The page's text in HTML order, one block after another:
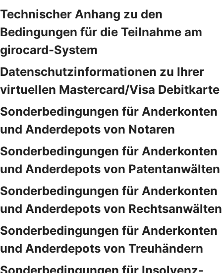
Technischer Anhang zu den
Bedingungen für die Teilnahme am
girocard-System
Datenschutzinformationen zu Ihrer
virtuellen Mastercard/Visa Debitkarte
Sonderbedingungen für Anderkonten
und Anderdepots von Notaren
Sonderbedingungen für Anderkonten
und Anderdepots von Patentanwälten
Sonderbedingungen für Anderkonten
und Anderdepots von Rechtsanwälten
Sonderbedingungen für Anderkonten
und Anderdepots von Treuhändern